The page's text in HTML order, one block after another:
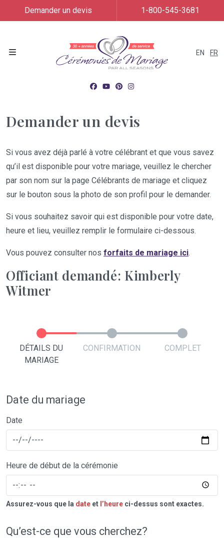
EN FR
Demander un devis 1-800-545-3681
Demander un devis
Si vous avez déjà parlé à votre célébrant et que vous savez
qu’il est disponible pour votre mariage, veuillez le chercher
par son nom sur la page Célébrants de mariage et cliquez
sur le bouton sous la photo de son profil pour le demander.
Si vous souhaitez savoir qui est disponible pour votre date,
heure et lieu, veuillez remplir le formulaire ci-dessous.
Vous pouvez consulter nos forfaits de mariage ici.
Officiant demandé: Kimberly
Witmer
DÉTAILS DU
MARIAGE
CONFIRMATION COMPLET
Date du mariage
Date
Heure de début de la cérémonie
Assurez-vous que la date et l’heure ci-dessus sont exactes.
Qu’est-ce que vous cherchez?